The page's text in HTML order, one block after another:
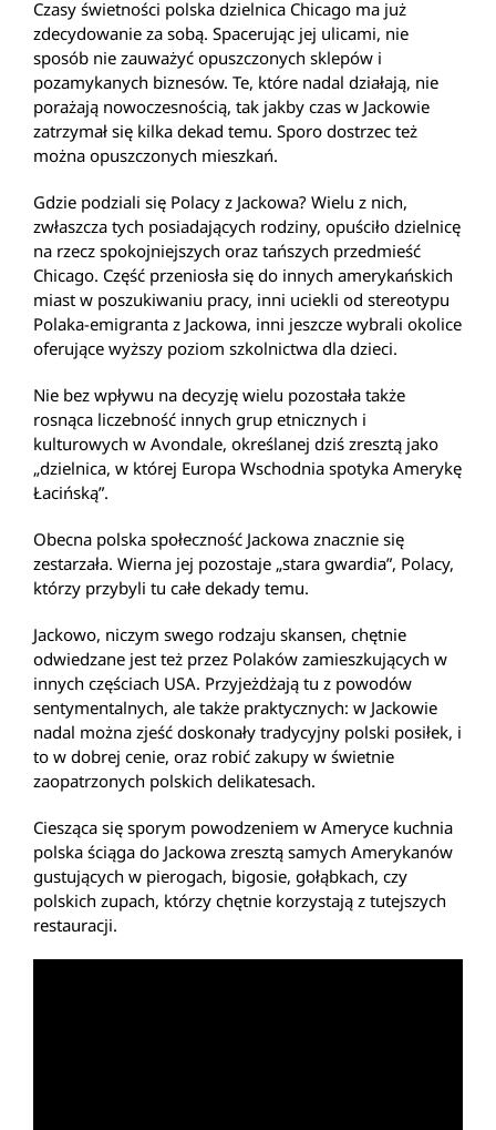
Czasy świetności polska dzielnica Chicago ma już
zdecydowanie za sobą. Spacerując jej ulicami, nie
sposób nie zauważyć opuszczonych sklepów i
pozamykanych biznesów. Te, które nadal działają, nie
porażają nowoczesnością, tak jakby czas w Jackowie
zatrzymał się kilka dekad temu. Sporo dostrzec też
można opuszczonych mieszkań.
Gdzie podziali się Polacy z Jackowa? Wielu z nich,
zwłaszcza tych posiadających rodziny, opuściło dzielnicę
na rzecz spokojniejszych oraz tańszych przedmieść
Chicago. Część przeniosła się do innych amerykańskich
miast w poszukiwaniu pracy, inni uciekli od stereotypu
Polaka-emigranta z Jackowa, inni jeszcze wybrali okolice
oferujące wyższy poziom szkolnictwa dla dzieci.
Nie bez wpływu na decyzję wielu pozostała także
rosnąca liczebność innych grup etnicznych i
kulturowych w Avondale, określanej dziś zresztą jako
„dzielnica, w której Europa Wschodnia spotyka Amerykę
Łacińską”.
Obecna polska społeczność Jackowa znacznie się
zestarzała. Wierna jej pozostaje „stara gwardia”, Polacy,
którzy przybyli tu całe dekady temu.
Jackowo, niczym swego rodzaju skansen, chętnie
odwiedzane jest też przez Polaków zamieszkujących w
innych częściach USA. Przyjeżdżają tu z powodów
sentymentalnych, ale także praktycznych: w Jackowie
nadal można zjeść doskonały tradycyjny polski posiłek, i
to w dobrej cenie, oraz robić zakupy w świetnie
zaopatrzonych polskich delikatesach.
Ciesząca się sporym powodzeniem w Ameryce kuchnia
polska ściąga do Jackowa zresztą samych Amerykanów
gustujących w pierogach, bigosie, gołąbkach, czy
polskich zupach, którzy chętnie korzystają z tutejszych
restauracji.